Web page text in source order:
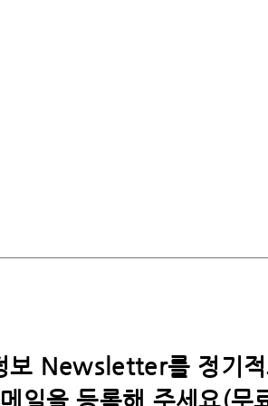
보 Newsletter를 정기
일을 등록해 주세요(무